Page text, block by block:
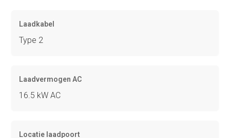
Laadkabel
Type 2
Laadvermogen AC
16.5 kW AC
Locatie laadpoort